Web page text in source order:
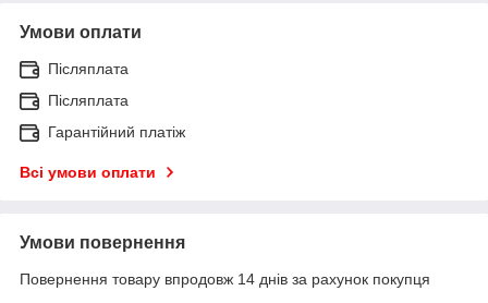
Умови оплати
Післяплата
Післяплата
Гарантійний платіж
Всі умови оплати
Умови повернення
Повернення товару впродовж 14 днів за рахунок покупця